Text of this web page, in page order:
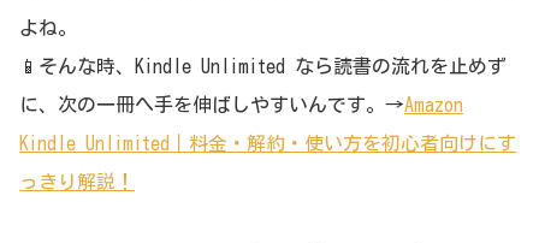
よね。
📱そんな時、Kindle Unlimited なら読書の流れを止めず
に、次の一冊へ手を伸ばしやすいんです。→Amazon
Kindle Unlimited｜料金・解約・使い方を初心者向けにす
っきり解説！